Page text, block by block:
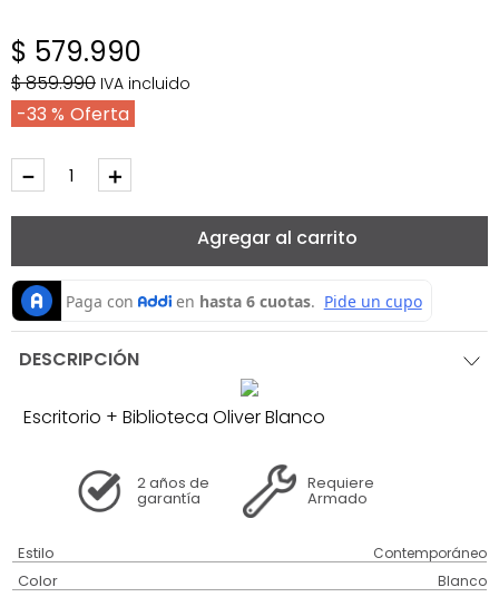
$ 579.990
$859.990 IVA incluido
33 %
＋
－
Agregar al carrito
DESCRIPCIÓN
Escritorio + Biblioteca Oliver Blanco
2 años de
garantía
Requiere
Armado
Estilo Contemporáneo
Color Blanco